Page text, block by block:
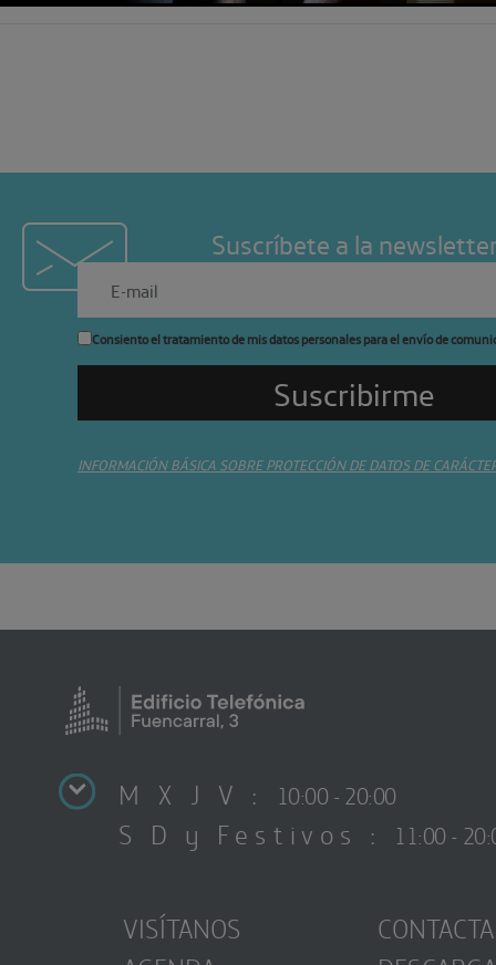
Suscríbete a la
Consiento el tratamiento de mis datos personales para el envío de
INFORMACIÓN BÁSICA SOBRE PROTECCIÓN DE DATOS DE
M X J V : 10:00 - 20:00
S D y Festivos : 11:00 -
VISÍTANOS
CONTACTA